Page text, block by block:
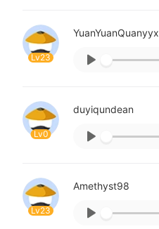
Lv23
YuanYuanQuanyyx
Lv0
duyiqundean
Lv23
Amethyst98